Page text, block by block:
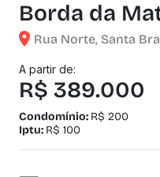
Borda da
Rua Norte, Santa
A partir de:
R$ 389.000
Condomínio: R$ 200
Iptu: R$ 100